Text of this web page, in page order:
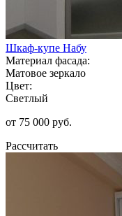
Шкаф-купе Набу
Материал фасада:
Матовое зеркало
Цвет:
Светлый
от 75 000 руб.
Рассчитать